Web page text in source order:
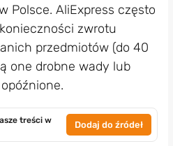
Polsce. AliExpress często
zwrotu
przedmiotów (do 40
one drobne wady lub
treści w
Dodaj do źródeł